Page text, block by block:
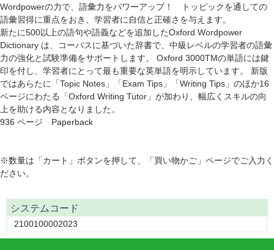
Wordpowerの力で、語彙力をパワーアップ！ トッピックを通しての
語彙習得に重点をおき、学習者に自信と正確さを与えます。
新たに500以上の語句や語義などを追加したOxford Wordpower
Dictionary は、コーパスに基づいた辞書で、中級レベルの学習者の語彙
力の強化と試験準備をサポートします。 Oxford 3000TMの単語には鍵
印を付し、学習者にとって最も重要な英単語を明示しています。 新版
ではあらたに「Topic Notes」「Exam Tips」「Writing Tips」のほか16
ページにわたる「Oxford Writing Tutor」が加わり、幅広くスキルの向
上を助ける内容となりました。
936 ページ Paperback
※数量は「カート」ボタンを押して、「買い物かご」ページでご入力く
ださい。
システムコード
2100100002023